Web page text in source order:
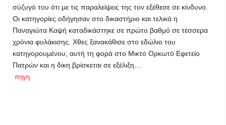
σύζυγό του ότι με τις παραλείψεις της τον εξέθεσε σε κίνδυνο.
Οι κατηγορίες οδήγησαν στο δικαστήριο και τελικά η
Παναγιώτα Καψή καταδικάστηκε σε πρώτο βαθμό σε τέσσερα
χρόνια φυλάκισης. Χθες ξανακάθισε στο εδώλιο του
κατηγορουμένου, αυτή τη φορά στο Μικτό Ορκωτό Εφετείο
Πατρών και η δίκη βρίσκεται σε εξέλιξη…
πηγη